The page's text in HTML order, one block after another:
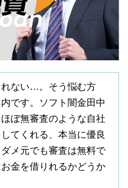
れない…。そう悩む方
です。ソフト闇金田中
ぼ無審査のような自社
てくれる、本当に優良
メ元でも審査は無料で
金を借りれるかどうか